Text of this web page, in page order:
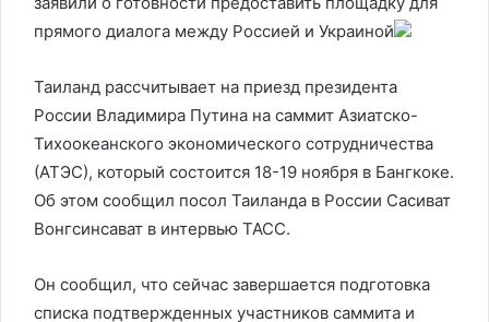
прямого диалога между Россией и Украиной
Таиланд рассчитывает на приезд президента
России Владимира Путина на саммит Азиатско-
Тихоокеанского экономического сотрудничества
(АТЭС), который состоится 18-19 ноября в Бангкоке.
Об этом сообщил посол Таиланда в России Сасиват
Вонгсинсават в интервью ТАСС.
Он сообщил, что сейчас завершается подготовка
списка подтвержденных участников саммита и